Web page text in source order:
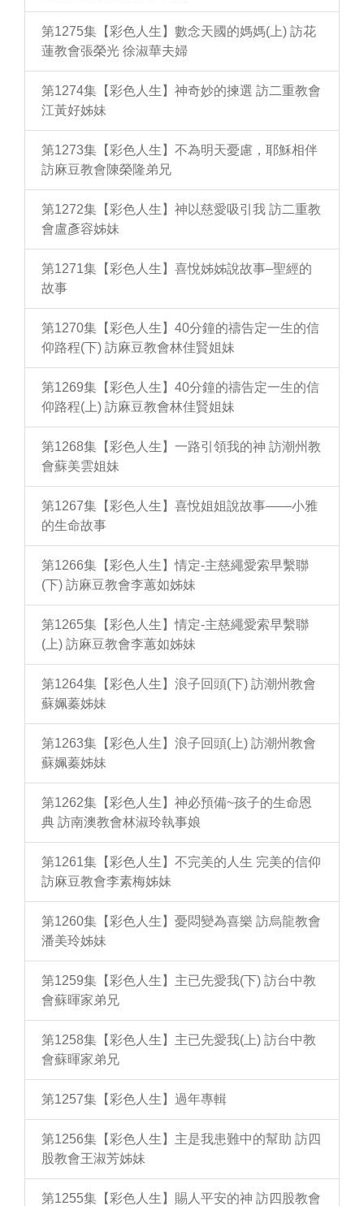
第1275集【彩色人生】數念天國的媽媽(上) 訪花
蓮教會張榮光 徐淑華夫婦
第1274集【彩色人生】神奇妙的揀選 訪二重教會
江黃好姊妹
第1273集【彩色人生】不為明天憂慮，耶穌相伴
訪麻豆教會陳榮隆弟兄
第1272集【彩色人生】神以慈愛吸引我 訪二重教
會盧彥容姊妹
第1271集【彩色人生】喜悅姊姊說故事–聖經的
故事
第1270集【彩色人生】40分鐘的禱告定一生的信
仰路程(下) 訪麻豆教會林佳賢姐妹
第1269集【彩色人生】40分鐘的禱告定一生的信
仰路程(上) 訪麻豆教會林佳賢姐妹
第1268集【彩色人生】一路引領我的神 訪潮州教
會蘇美雲姐妹
第1267集【彩色人生】喜悅姐姐說故事——小雅
的生命故事
第1266集【彩色人生】情定-主慈繩愛索早繫聯
(下) 訪麻豆教會李蕙如姊妹
第1265集【彩色人生】情定-主慈繩愛索早繫聯
(上) 訪麻豆教會李蕙如姊妹
第1264集【彩色人生】浪子回頭(下) 訪潮州教會
蘇姵蓁姊妹
第1263集【彩色人生】浪子回頭(上) 訪潮州教會
蘇姵蓁姊妹
第1262集【彩色人生】神必預備~孩子的生命恩
典 訪南澳教會林淑玲執事娘
第1261集【彩色人生】不完美的人生 完美的信仰
訪麻豆教會李素梅姊妹
第1260集【彩色人生】憂悶變為喜樂 訪烏龍教會
潘美玲姊妹
第1259集【彩色人生】主已先愛我(下) 訪台中教
會蘇暉家弟兄
第1258集【彩色人生】主已先愛我(上) 訪台中教
會蘇暉家弟兄
第1257集【彩色人生】過年專輯
第1256集【彩色人生】主是我患難中的幫助 訪四
股教會王淑芳姊妹
第1255集【彩色人生】賜人平安的神 訪四股教會